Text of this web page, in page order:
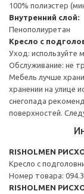
100% полиэстер
Внутренний слой:
Пенополиуретан
Кресло с
Уход: используйте
Обслуживание: не
Мебель лучше
хранении на улице
снегопада
поверхностей.
RISHOLMEN
Кресло с
Номер товара:
RISHOLMEN